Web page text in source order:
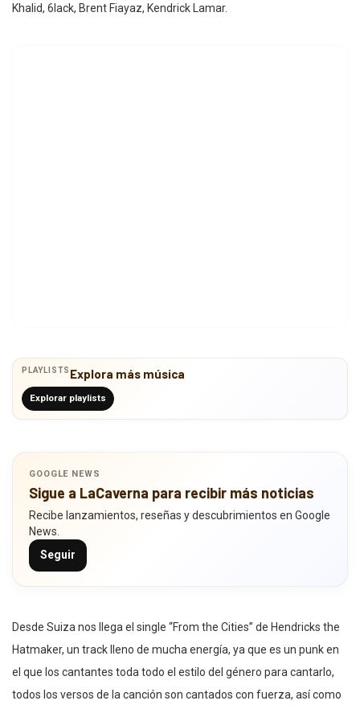
Khalid, 6lack, Brent Fiayaz, Kendrick Lamar.
PLAYLISTS Explora más música
Explorar playlists
GOOGLE NEWS
Sigue a LaCaverna para recibir más noticias
Recibe lanzamientos, reseñas y descubrimientos en Google
News.
Seguir
Desde Suiza nos llega el single “From the Cities” de Hendricks the
Hatmaker, un track lleno de mucha energía, ya que es un punk en
el que los cantantes toda todo el estilo del género para cantarlo,
todos los versos de la canción son cantados con fuerza, así como